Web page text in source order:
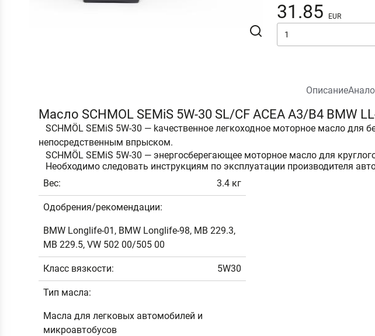
31.85
Описание
Маслo SCHMOL SEMiS 5W-30 SL/CF ACEA A3/B4 BMW
SCHMÖL SEMiS 5W-30 — kачественное легкоходное моторное масло для
непосредственным впрыском.
SCHMÖL SEMiS 5W-30 — энергосберегающее моторное масло для
Необходимо следовать инструкциям по эксплуатации производителя
Вес:
3.4 кг
Одобрения/рекомендации:
BMW Longlife-01, BMW Longlife-98, MB 229.3,
MB 229.5, VW 502 00/505 00
Класс вязкости: 5W30
Тип масла:
Масла для легковых автомобилей и
микроавтобусов